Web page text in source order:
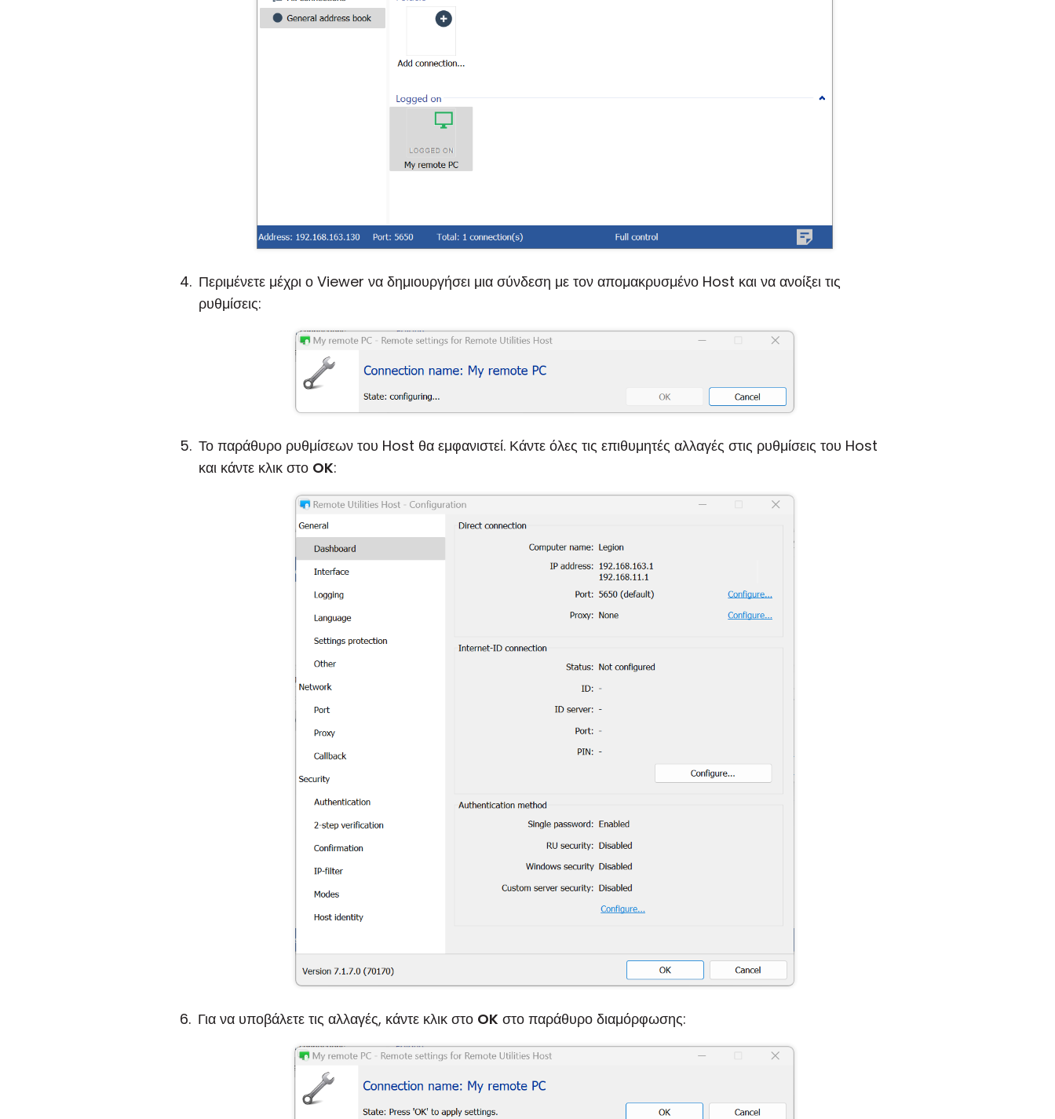
Περιμένετε μέχρι ο Viewer να δημιουργήσει μια σύνδεση με τον απομακρυσμένο Host και να ανοίξει τις
ρυθμίσεις:
Το παράθυρο ρυθμίσεων του Host θα εμφανιστεί. Κάντε όλες τις επιθυμητές αλλαγές στις ρυθμίσεις του Host
και κάντε κλικ στο OK:
Για να υποβάλετε τις αλλαγές, κάντε κλικ στο OK στο παράθυρο διαμόρφωσης: